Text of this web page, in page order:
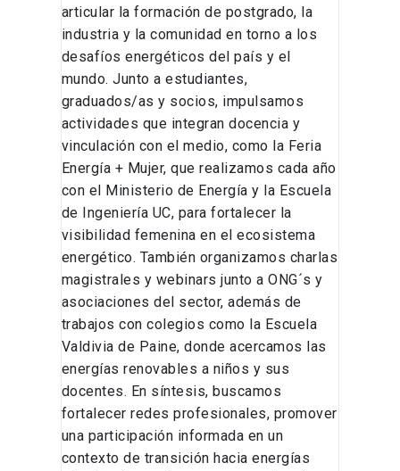
articular la formación de postgrado, la
industria y la comunidad en torno a los
desafíos energéticos del país y el
mundo. Junto a estudiantes,
graduados/as y socios, impulsamos
actividades que integran docencia y
vinculación con el medio, como la Feria
Energía + Mujer, que realizamos cada año
con el Ministerio de Energía y la Escuela
de Ingeniería UC, para fortalecer la
visibilidad femenina en el ecosistema
energético. También organizamos charlas
magistrales y webinars junto a ONG´s y
asociaciones del sector, además de
trabajos con colegios como la Escuela
Valdivia de Paine, donde acercamos las
energías renovables a niños y sus
docentes. En síntesis, buscamos
fortalecer redes profesionales, promover
una participación informada en un
contexto de transición hacia energías